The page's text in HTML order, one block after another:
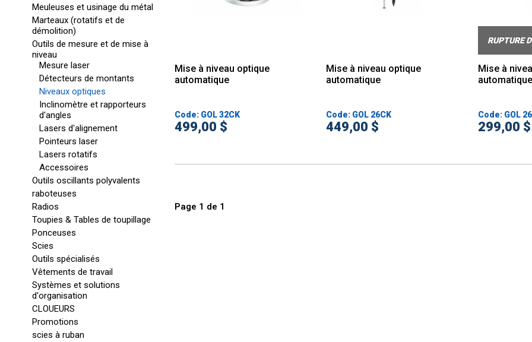
Meuleuses et usinage du métal
Marteaux (rotatifs et de
démolition)
Outils de mesure et de mise à
niveau
Mesure laser
Détecteurs de montants
Niveaux optiques
Inclinomètre et rapporteurs
d'angles
Lasers d'alignement
Pointeurs laser
Lasers rotatifs
Accessoires
Outils oscillants polyvalents
raboteuses
Radios
Toupies & Tables de toupillage
Ponceuses
Scies
Outils spécialisés
Vêtements de travail
Systèmes et solutions
d'organisation
CLOUEURS
Promotions
scies à ruban
Mise à niveau optique
automatique
Code: GOL 32CK
499,00 $
Mise à niveau optique
automatique
Code: GOL 26CK
449,00 $
RUPTURE
Mise à
automatique
Code: GOL 26
299,00 $
Page 1 de 1